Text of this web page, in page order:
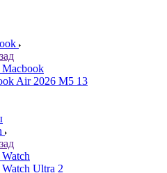
Air 2026 M5 13
Ultra 2